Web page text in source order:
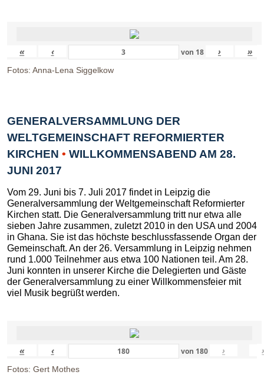
« ‹ von 18 › »
Fotos: Anna-Lena Siggelkow
GENERALVERSAMMLUNG DER
WELTGEMEINSCHAFT REFORMIERTER
KIRCHEN • WILLKOMMENSABEND AM 28.
JUNI 2017
Vom 29. Juni bis 7. Juli 2017 findet in Leipzig die
Generalversammlung der Weltgemeinschaft Reformierter
Kirchen statt. Die Generalversammlung tritt nur etwa alle
sieben Jahre zusammen, zuletzt 2010 in den USA und 2004
in Ghana. Sie ist das höchste beschlussfassende Organ der
Gemeinschaft. An der 26. Versammlung in Leipzig nehmen
rund 1.000 Teilnehmer aus etwa 100 Nationen teil. Am 28.
Juni konnten in unserer Kirche die Delegierten und Gäste
der Generalversammlung zu einer Willkommensfeier mit
viel Musik begrüßt werden.
« ‹ von 180 ›
Fotos: Gert Mothes